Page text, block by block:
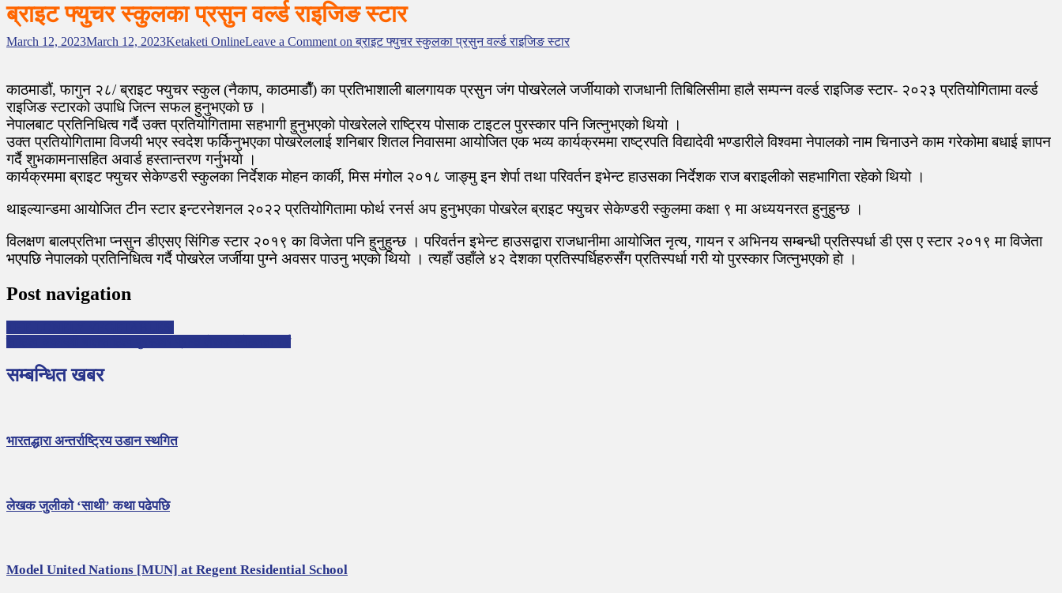
ब्राइट फ्युचर स्कुलका प्रसुन वर्ल्ड राइजिङ स्टार
March 12, 2023March 12, 2023Ketaketi OnlineLeave a Comment on ब्राइट फ्युचर स्कुलका प्रसुन वर्ल्ड राइजिङ स्टार
काठमाडौं, फागुन २८/ ब्राइट फ्युचर स्कुल (नैकाप, काठमाडाैँ) का प्रतिभाशाली बालगायक प्रसुन जंग पोखरेलले जर्जीयाको राजधानी तिबिलिसीमा हालै सम्पन्न वर्ल्ड राइजिङ स्टार- २०२३ प्रतियोगितामा वर्ल्ड
राइजिङ स्टारको उपाधि जित्न सफल हुनुभएकाे छ ।
नेपालबाट प्रतिनिधित्व गर्दै उक्त प्रतियोगितामा सहभागी हुनुभएकाे पोखरेलले राष्ट्रिय पोसाक टाइटल पुरस्कार पनि जित्नुभएकाे थियाे ।
उक्त प्रतियोगितामा विजयी भएर स्वदेश फर्किनुभएका पोखरेललाई शनिबार शितल निवासमा आयोजित एक भव्य कार्यक्रममा राष्ट्रपति विद्यादेवी भण्डारीले विश्वमा नेपालको नाम चिनाउने काम गरेकोमा बधाई ज्ञापन
गर्दै शुभकामनासहित अवार्ड हस्तान्तरण गर्नुभयाे ।
कार्यक्रममा ब्राइट फ्युचर सेकेण्डरी स्कुलका निर्देशक मोहन कार्की, मिस मंगोल २०१८ जाङ्मु इन शेर्पा तथा परिवर्तन इभेन्ट हाउसका निर्देशक राज बराइलीको सहभागिता रहेको थियो ।
थाइल्यान्डमा आयोजित टीन स्टार इन्टरनेशनल २०२२ प्रतियोगितामा फोर्थ रनर्स अप हुनुभएका पोखरेल ब्राइट फ्युचर सेकेण्डरी स्कुलमा कक्षा ९ मा अध्ययनरत हुनुहुन्छ ।
विलक्षण बालप्रतिभा प्नसुन डीएसए सिंगिङ स्टार २०१९ का विजेता पनि हुनुहुन्छ । परिवर्तन इभेन्ट हाउसद्वारा राजधानीमा आयोजित नृत्य, गायन र अभिनय सम्बन्धी प्रतिस्पर्धा डी एस ए स्टार २०१९ मा विजेता
भएपछि नेपालको प्रतिनिधित्व गर्दै पोखरेल जर्जीया पुग्ने अवसर पाउनु भएकाे थियाे । त्यहाँ उहाँले ४२ देशका प्रतिस्पर्धिहरुसँग प्रतिस्पर्धा गरी याे पुरस्कार जित्नुभएकाे हाे ।
Post navigation
सम्बन्धित खबर
भारतद्धारा अन्तर्राष्ट्रिय उडान स्थगित
लेखक जुलीको ‘साथी’ कथा पढेपछि
Model United Nations [MUN] at Regent Residential School